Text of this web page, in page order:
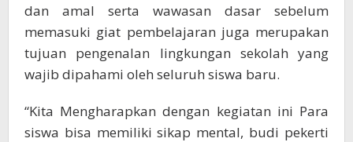
dan amal serta wawasan dasar sebelum
memasuki giat pembelajaran juga merupakan
tujuan pengenalan lingkungan sekolah yang
wajib dipahami oleh seluruh siswa baru.
“Kita Mengharapkan dengan kegiatan ini Para
siswa bisa memiliki sikap mental, budi pekerti